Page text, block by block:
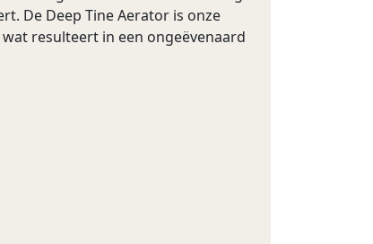
De Deep Tine Aerator is onze
resulteert in een ongeëvenaard